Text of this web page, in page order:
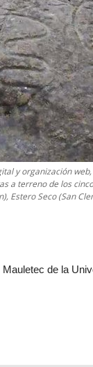
y organización
a terreno de los
Estero Seco (San
de la